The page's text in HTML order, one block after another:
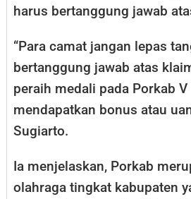
harus bertanggung jawab
“Para camat jangan lepas
bertanggung jawab atas
peraih medali pada Porkab V
mendapatkan bonus atau
Sugiarto.
Ia menjelaskan, Porkab
olahraga tingkat kabupaten